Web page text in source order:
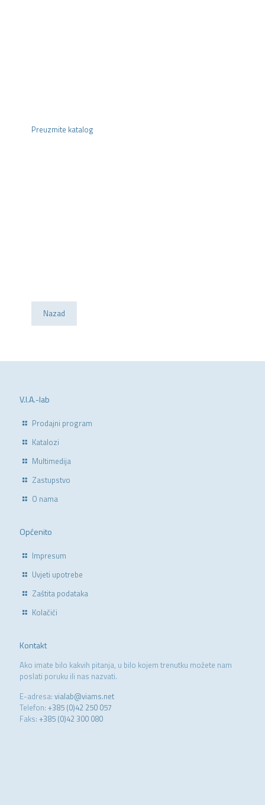
Preuzmite katalog
Nazad
V.I.A.-lab
Prodajni program
Katalozi
Multimedija
Zastupstvo
O nama
Općenito
Impresum
Uvjeti upotrebe
Zaštita podataka
Kolačići
Kontakt
Ako imate bilo kakvih pitanja, u bilo kojem trenutku možete nam
poslati poruku ili nas nazvati.
E-adresa: vialab@viams.net
Telefon: +385 (0)42 250 057
Faks: +385 (0)42 300 080